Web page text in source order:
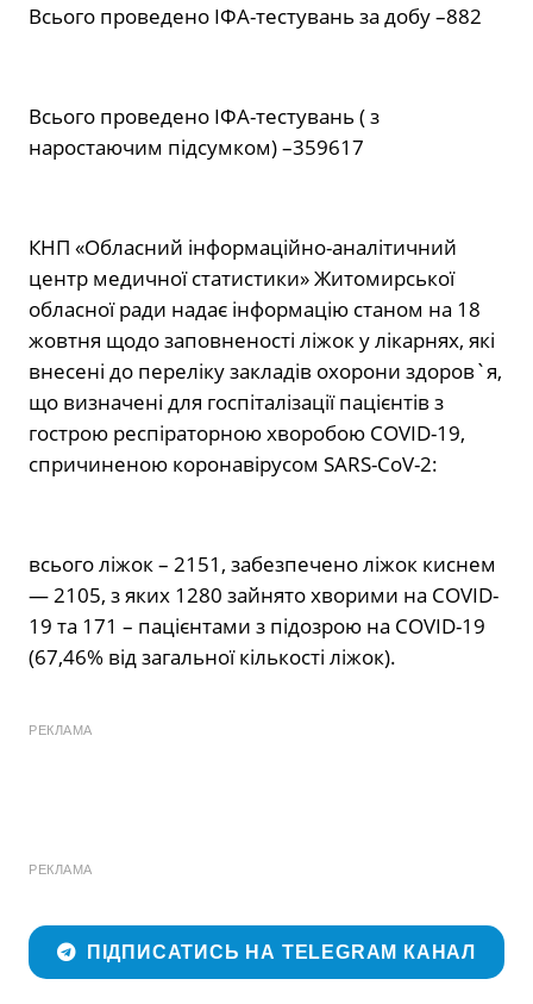
Всього проведено ІФА-тестувань за добу –882
Всього проведено ІФА-тестувань ( з
наростаючим підсумком) –359617
КНП «Обласний інформаційно-аналітичний
центр медичної статистики» Житомирської
обласної ради надає інформацію станом на 18
жовтня щодо заповненості ліжок у лікарнях, які
внесені до переліку закладів охорони здоров`я,
що визначені для госпіталізації пацієнтів з
гострою респіраторною хворобою COVID-19,
спричиненою коронавірусом SARS-CoV-2:
всього ліжок – 2151, забезпечено ліжок киснем
— 2105, з яких 1280 зайнято хворими на COVID-
19 та 171 – пацієнтами з підозрою на COVID-19
(67,46% від загальної кількості ліжок).
РЕКЛАМА
РЕКЛАМА
ПІДПИСАТИСЬ НА TELEGRAM КАНАЛ